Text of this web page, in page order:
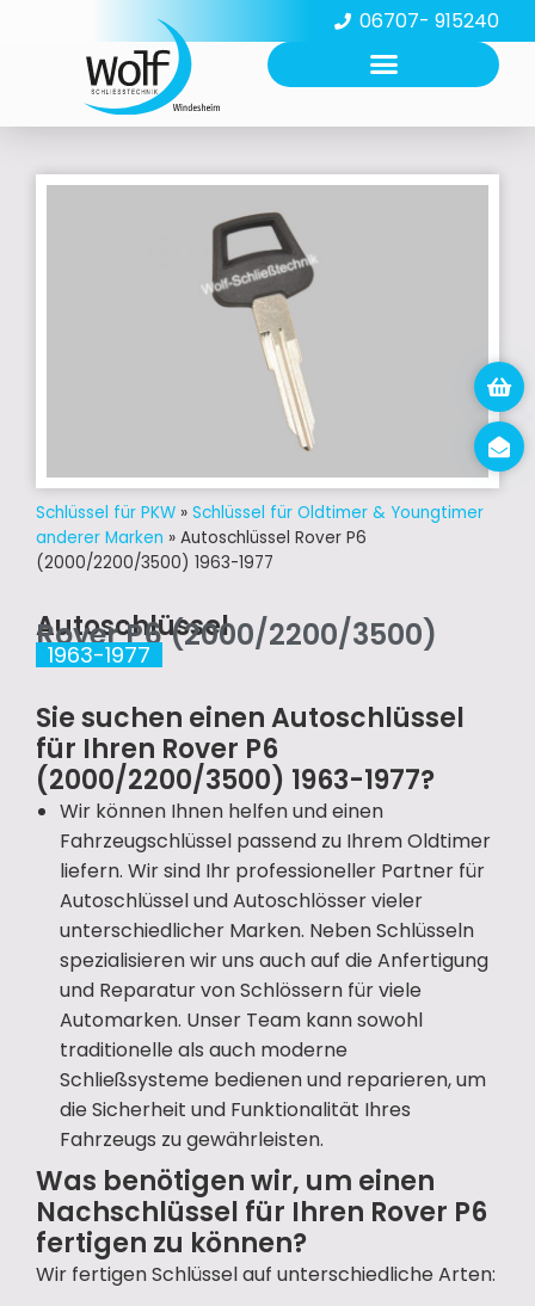
06707- 915240
Schlüssel für PKW » Schlüssel für Oldtimer & Youngtimer
anderer Marken » Autoschlüssel Rover P6
(2000/2200/3500) 1963-1977
Autoschlüssel
Rover P6 (2000/2200/3500)
1963-1977
Sie suchen einen Autoschlüssel
für Ihren Rover P6
(2000/2200/3500) 1963-1977?
Wir können Ihnen helfen und einen
Fahrzeugschlüssel passend zu Ihrem Oldtimer
liefern. Wir sind Ihr professioneller Partner für
Autoschlüssel und Autoschlösser vieler
unterschiedlicher Marken. Neben Schlüsseln
spezialisieren wir uns auch auf die Anfertigung
und Reparatur von Schlössern für viele
Automarken. Unser Team kann sowohl
traditionelle als auch moderne
Schließsysteme bedienen und reparieren, um
die Sicherheit und Funktionalität Ihres
Fahrzeugs zu gewährleisten.
Was benötigen wir, um einen
Nachschlüssel für Ihren Rover P6
fertigen zu können?
Wir fertigen Schlüssel auf unterschiedliche Arten: